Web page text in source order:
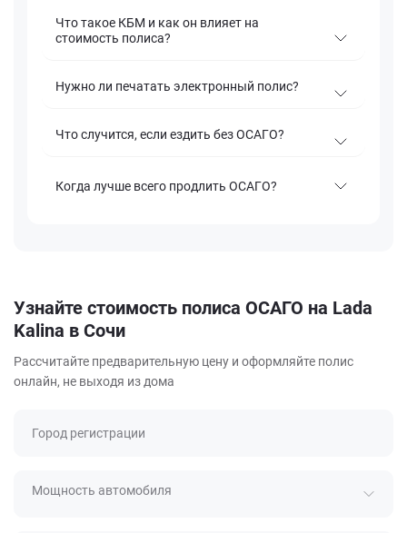
Что такое КБМ и как он влияет на
стоимость полиса?
Нужно ли печатать электронный полис?
Что случится, если ездить без ОСАГО?
Когда лучше всего продлить ОСАГО?
Узнайте стоимость полиса ОСАГО на Lada
Kalina в Сочи
Рассчитайте предварительную цену и оформляйте полис
онлайн, не выходя из дома
Город регистрации
Мощность автомобиля